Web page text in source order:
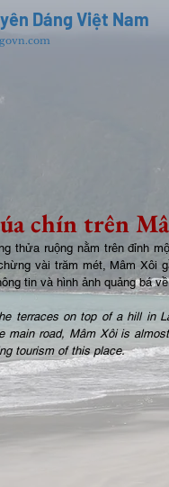
Dáng Việt Nam
chín trên
thửa ruộng nằm trên đỉnh
vài trăm mét, Mâm Xôi
tin và hình ảnh quảng bá
terraces on top of a hill in
main road, Mâm Xôi is
tourism of this place.